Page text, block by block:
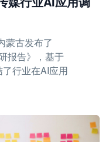
蒙古发布了
报告》，基于
行业在AI应用